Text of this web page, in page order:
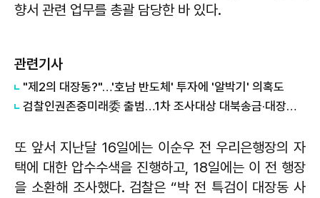
향서 관련 업무를 총괄 담당한 바 있다.
관련기사
"제2의 대장동?"…'호남 반도체' 투자에 '알박기' 의혹도
검찰인권존중미래委 출범…1차 조사대상 대북송금·대장동 포함
또 앞서 지난달 16일에는 이순우 전 우리은행장의 자
택에 대한 압수수색을 진행하고, 18일에는 이 전 행장
을 소환해 조사했다. 검찰은 “박 전 특검이 대장동 사